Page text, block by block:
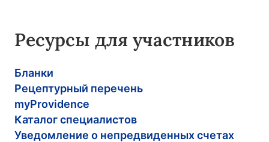
Ресурсы для участников
Бланки
Рецептурный перечень
myProvidence
Каталог специалистов
Уведомление о непредвиденных счетах